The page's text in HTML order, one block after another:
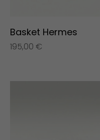
Basket Hermes
195,00 €